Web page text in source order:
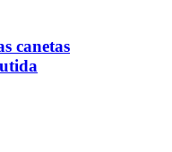
canetas